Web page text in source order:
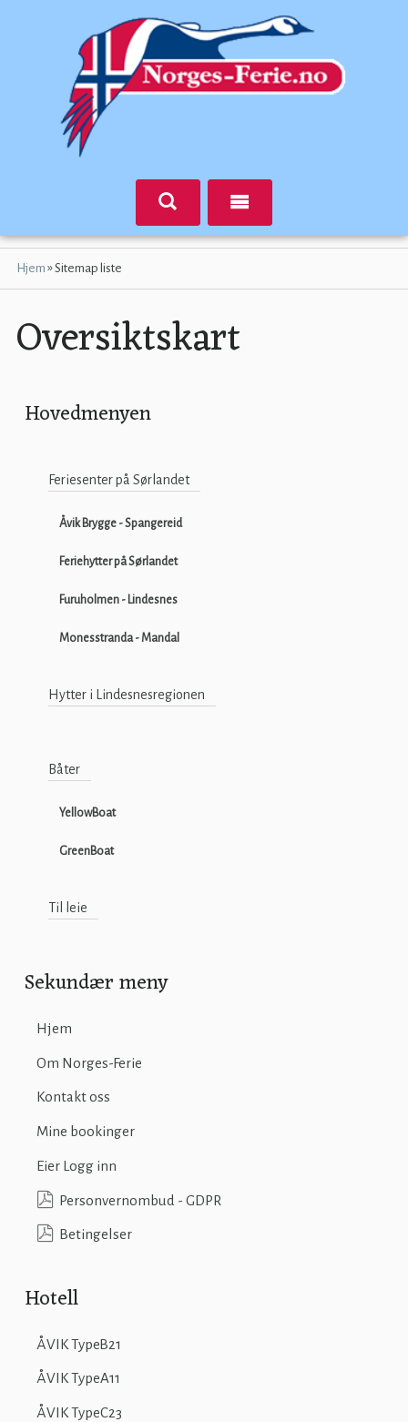
Hjem »Sitemap liste
Oversiktskart
Hovedmenyen
Feriesenter på Sørlandet
Åvik Brygge - Spangereid
Feriehytter på Sørlandet
Furuholmen - Lindesnes
Monesstranda - Mandal
Hytter i Lindesnesregionen
Båter
YellowBoat
GreenBoat
Til leie
Sekundær meny
Hjem
Om Norges-Ferie
Kontakt oss
Mine bookinger
Eier Logg inn
Personvernombud - GDPR
Betingelser
Hotell
ÅVIK TypeB21
ÅVIK TypeA11
ÅVIK TypeC23